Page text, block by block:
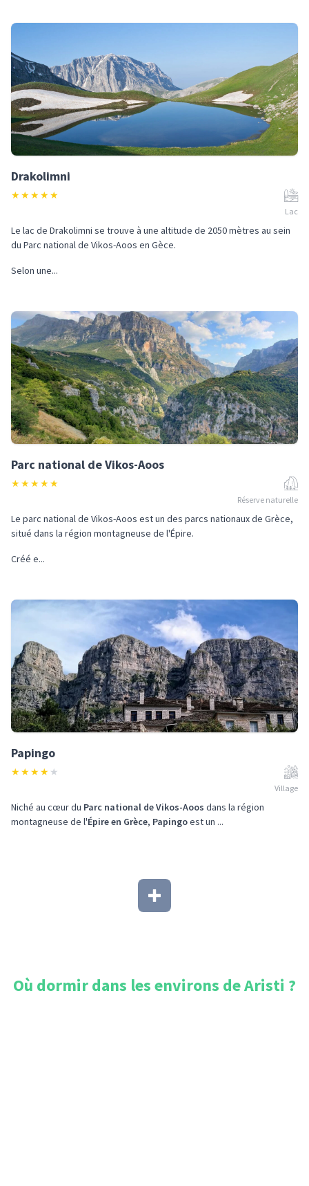
Drakolimni
★★★★★
Lac
Le lac de Drakolimni se trouve à une altitude de 2050 mètres au sein
du Parc national de Vikos-Aoos en Gèce.
Selon une...
Parc national de Vikos-Aoos
★★★★★
Réserve naturelle
Le parc national de Vikos-Aoos est un des parcs nationaux de Grèce,
situé dans la région montagneuse de l'Épire.
Créé e...
Papingo
★★★★ ★
Village
Niché au cœur du Parc national de Vikos-Aoos dans la région
montagneuse de l'Épire en Grèce, Papingoest un ...
Où dormir dans les environs deAristi ?